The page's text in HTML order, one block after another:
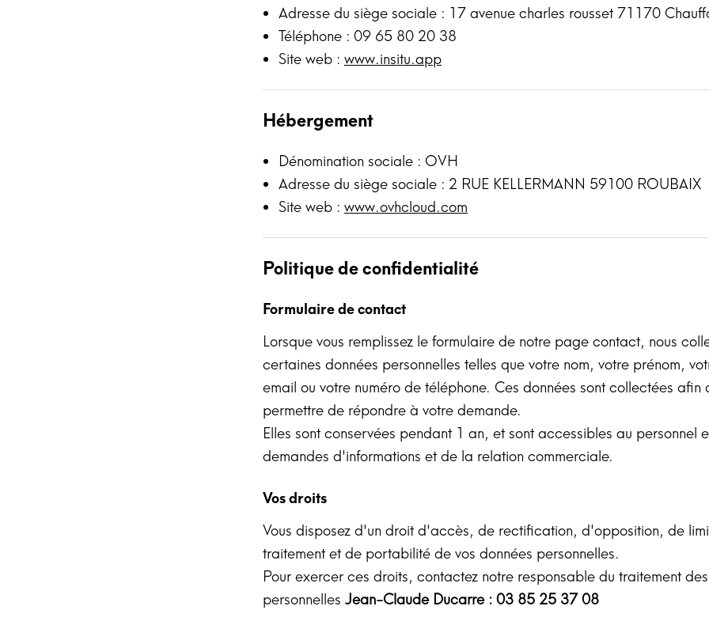
Adresse du siège sociale : 17 avenue charles rousset 71170
Téléphone : 09 65 80 20 38
Site web : www.insitu.app
Hébergement
Dénomination sociale : OVH
Adresse du siège sociale : 2 RUE KELLERMANN 59100 ROUBAIX
Site web : www.ovhcloud.com
Politique de confidentialité
Formulaire de contact
Lorsque vous remplissez le formulaire de notre page contact, nous
certaines données personnelles telles que votre nom, votre prénom,
email ou votre numéro de téléphone. Ces données sont collectées afin
permettre de répondre à votre demande.
Elles sont conservées pendant 1 an, et sont accessibles au personnel
demandes d'informations et de la relation commerciale.
Vos droits
Vous disposez d'un droit d'accès, de rectification, d'opposition, de
traitement et de portabilité de vos données personnelles.
Pour exercer ces droits, contactez notre responsable du traitement
personnelles Jean-Claude Ducarre : 03 85 25 37 08